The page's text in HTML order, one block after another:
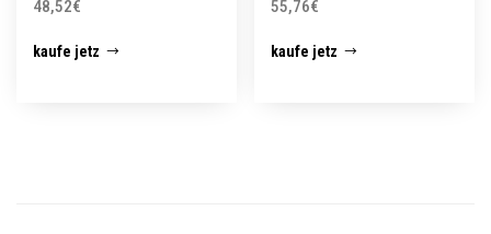
48,52€
kaufe jetz
55,76€
kaufe jetz